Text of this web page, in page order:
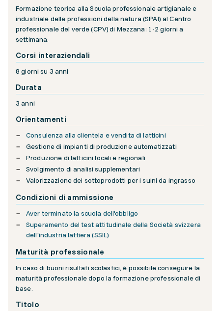
Formazione teorica alla Scuola professionale artigianale e
industriale delle professioni della natura (SPAI) al Centro
professionale del verde (CPV) di Mezzana: 1-2 giorni a
settimana.
Corsi interaziendali
8 giorni su 3 anni
Durata
3 anni
Orientamenti
Consulenza alla clientela e vendita di latticini
Gestione di impianti di produzione automatizzati
Produzione di latticini locali e regionali
Svolgimento di analisi supplementari
Valorizzazione dei sottoprodotti per i suini da ingrasso
Condizioni di ammissione
Aver terminato la scuola dell’obbligo
Superamento del test attitudinale della Società svizzera
dell'industria lattiera (SSIL)
Maturità professionale
In caso di buoni risultati scolastici, è possibile conseguire la
maturità professionale dopo la formazione professionale di
base.
Titolo